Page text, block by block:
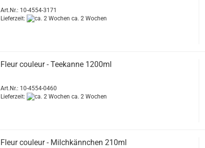
Art.Nr.: 10-4554-3171
Lieferzeit:
ca. 2 Wochen
Fleur couleur - Teekanne 1200ml
Art.Nr.: 10-4554-0460
Lieferzeit:
ca. 2 Wochen
Fleur couleur - Milchkännchen 210ml